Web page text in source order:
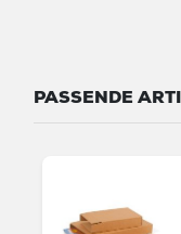
PASSENDE